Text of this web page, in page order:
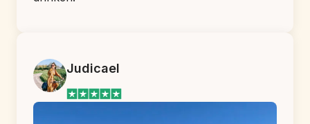
Judicael